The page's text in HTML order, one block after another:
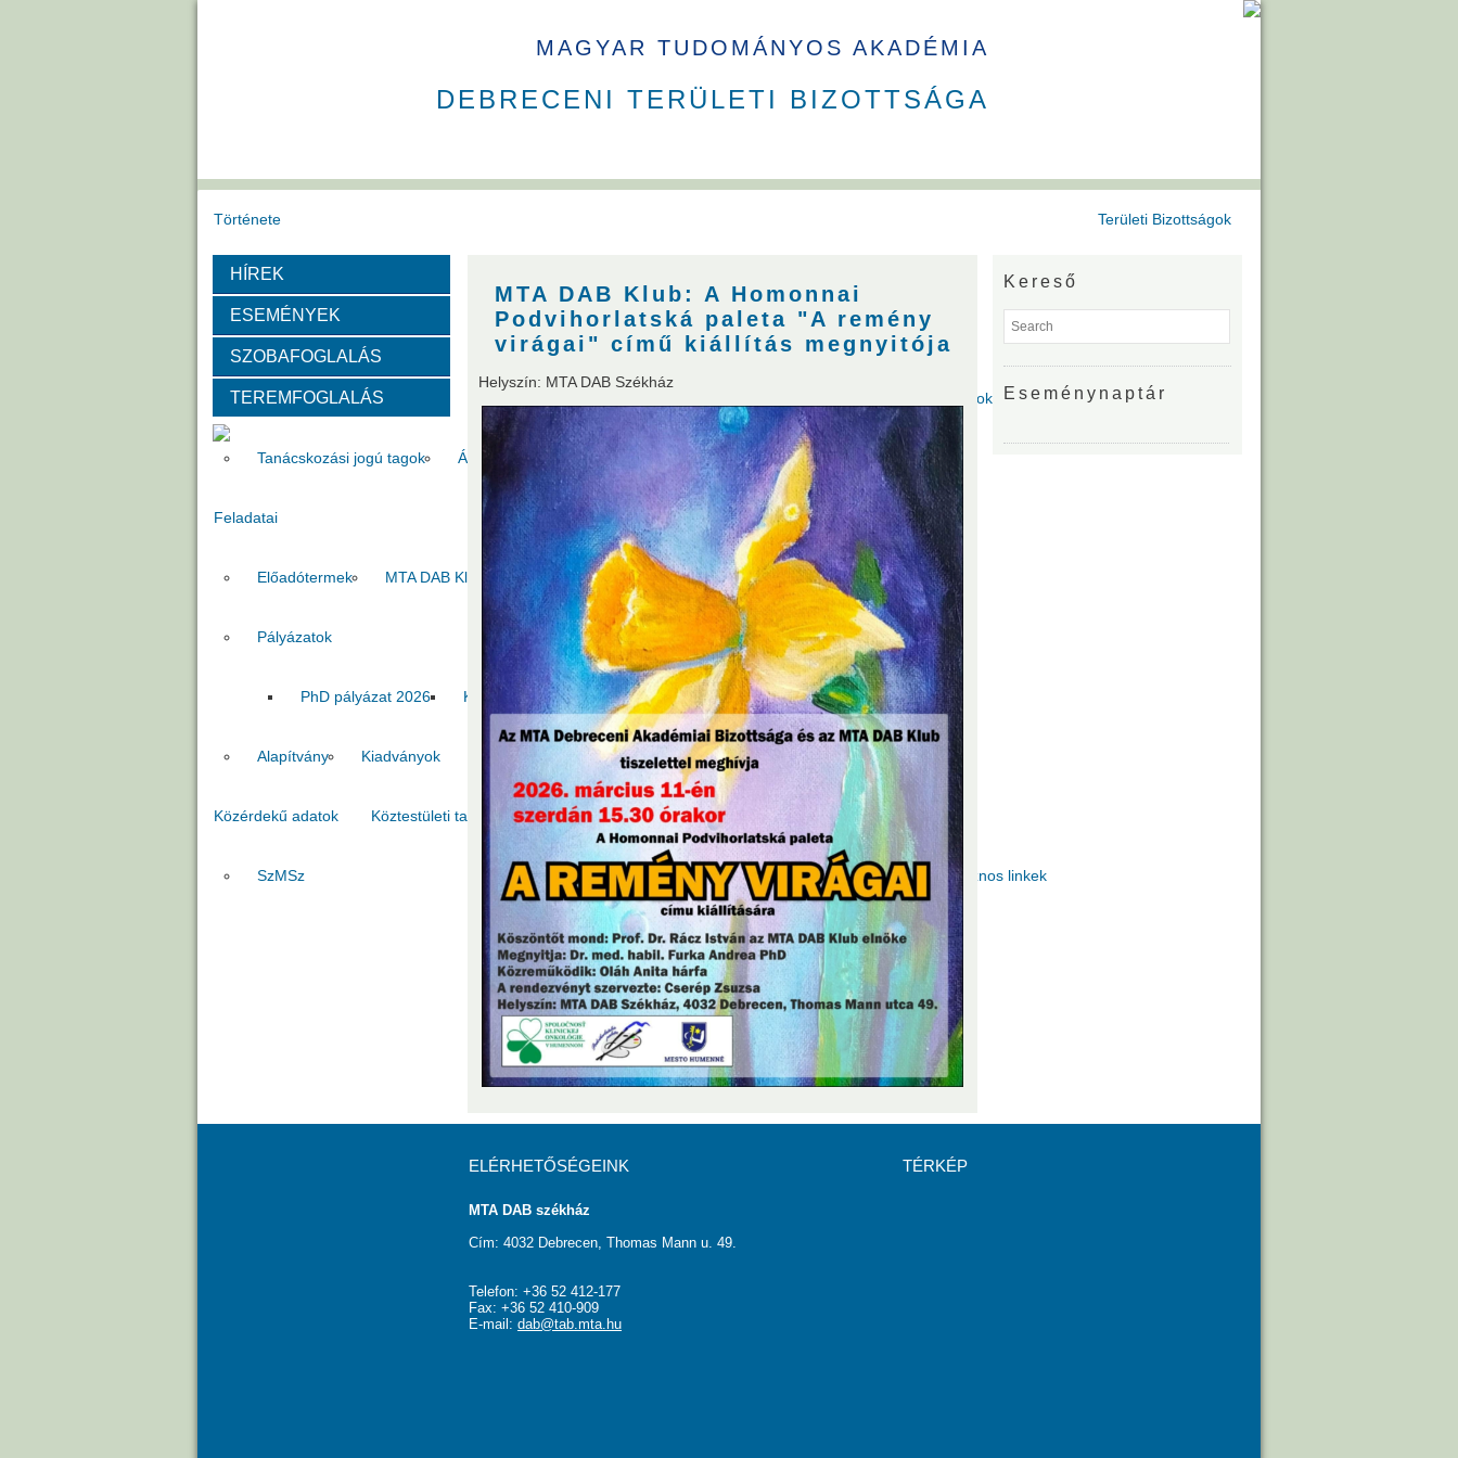
MAGYAR TUDOMÁNYOS AKADÉMIA
DEBRECENI TERÜLETI BIZOTTSÁGA
Története
Székház
Szervezeti felépítése
Választott vezetők Szavazati jogú tagok
Tanácskozási jogú tagok Állandó meghívottak Testületek
Feladatai
Előadótermek MTA DAB Klub Vendégszobák
Pályázatok
PhD pályázat 2026 Kiadvány pályázat 2026 MTA DAB Tehetséggondozásért Érem 2026
Alapítvány Kiadványok
Közérdekű adatok
SzMSz
Köztestületi tagok Kapcsolat
Titkárság Határon túli kapcsolatok Galéria Hasznos linkek
Területi Bizottságok
HÍREK
ESEMÉNYEK
SZOBAFOGLALÁS
TEREMFOGLALÁS
MTA DAB Klub: A Homonnai
Podvihorlatská paleta "A remény
virágai" című kiállítás megnyitója
Helyszín: MTA DAB Székház
Kereső
Eseménynaptár
ELÉRHETŐSÉGEINK
MTA DAB székház
Cím: 4032 Debrecen, Thomas Mann u. 49.
Telefon: +36 52 412-177
Fax: +36 52 410-909
E-mail: dab@tab.mta.hu
TÉRKÉP